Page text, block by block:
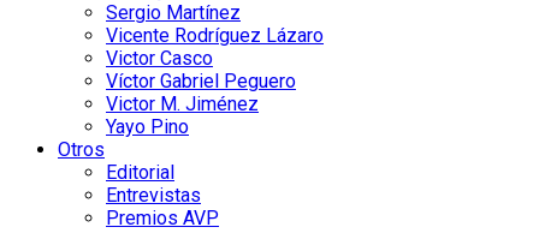
Sergio Martínez
Vicente Rodríguez Lázaro
Victor Casco
Víctor Gabriel Peguero
Victor M. Jiménez
Yayo Pino
Otros
Editorial
Entrevistas
Premios AVP